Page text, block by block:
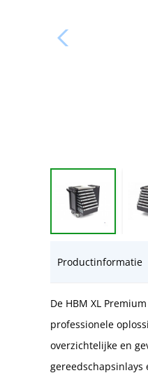
Productinformatie
De HBM XL
professionele
overzichtelijke en